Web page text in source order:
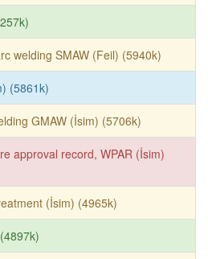
welding SMAW (Feil) (5940k)
(5861k)
GMAW (İsim) (5706k)
approval record, WPAR (İsim)
(İsim) (4965k)